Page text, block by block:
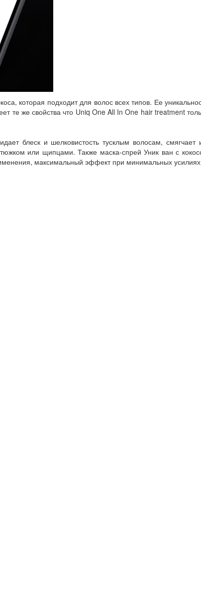
которая подходит для волос всех типов. Ее
те же свойства что Uniq One All In One hair treatment
блеск и шелковистость тусклым волосам, смягчает
или щипцами. Также маска-спрей Уник ван с
максимальный эффект при минимальных